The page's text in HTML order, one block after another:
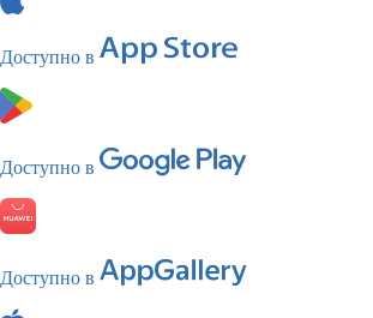
Доступно в
Доступно в
Доступно в